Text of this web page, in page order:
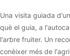
Una visita guiada
què el guia, a
l'arbre fruiter. Un
conèixer més de